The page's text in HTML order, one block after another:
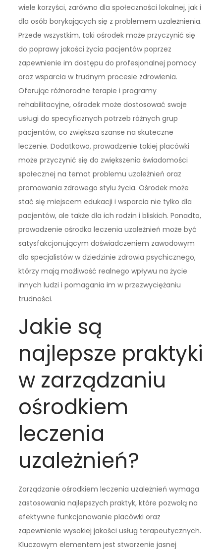
wiele korzyści, zarówno dla społeczności lokalnej, jak i
dla osób borykających się z problemem uzależnienia.
Przede wszystkim, taki ośrodek może przyczynić się
do poprawy jakości życia pacjentów poprzez
zapewnienie im dostępu do profesjonalnej pomocy
oraz wsparcia w trudnym procesie zdrowienia.
Oferując różnorodne terapie i programy
rehabilitacyjne, ośrodek może dostosować swoje
usługi do specyficznych potrzeb różnych grup
pacjentów, co zwiększa szanse na skuteczne
leczenie. Dodatkowo, prowadzenie takiej placówki
może przyczynić się do zwiększenia świadomości
społecznej na temat problemu uzależnień oraz
promowania zdrowego stylu życia. Ośrodek może
stać się miejscem edukacji i wsparcia nie tylko dla
pacjentów, ale także dla ich rodzin i bliskich. Ponadto,
prowadzenie ośrodka leczenia uzależnień może być
satysfakcjonującym doświadczeniem zawodowym
dla specjalistów w dziedzinie zdrowia psychicznego,
którzy mają możliwość realnego wpływu na życie
innych ludzi i pomagania im w przezwyciężaniu
trudności.
Jakie są
najlepsze praktyki
w zarządzaniu
ośrodkiem
leczenia
uzależnień?
Zarządzanie ośrodkiem leczenia uzależnień wymaga
zastosowania najlepszych praktyk, które pozwolą na
efektywne funkcjonowanie placówki oraz
zapewnienie wysokiej jakości usług terapeutycznych.
Kluczowym elementem jest stworzenie jasnej